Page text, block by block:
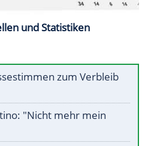
und Statistiken
zum Verbleib
"Nicht mehr mein